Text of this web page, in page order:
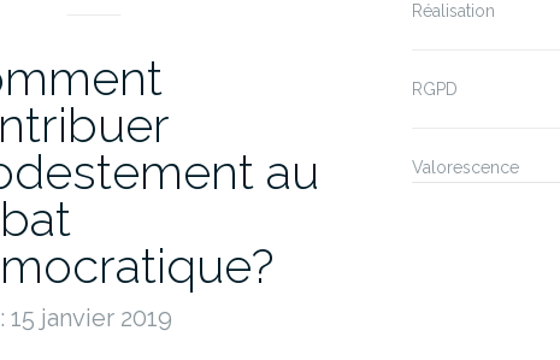
au
15 janvier 2019
Réalisation
RGPD
Valorescence